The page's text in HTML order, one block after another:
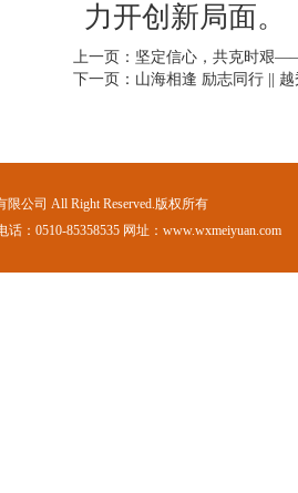
力开创新局面。
上一页：坚定信心，共克时艰
下一页：山海相逢 励志同行 ||
公司 All Right Reserved.版权所有
：0510-85358535 网址：www.wxmeiyuan.com